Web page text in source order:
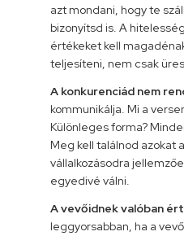
azt mondani, hogy te
bizonyítsd is. A
értékeket kell
teljesíteni, nem csak
A konkurenciád nem
kommunikálja. Mi a
Különleges forma?
Meg kell találnod azokat
vállalkozásodra
egyedivé válni.
A vevőidnek valóban
leggyorsabban, ha a